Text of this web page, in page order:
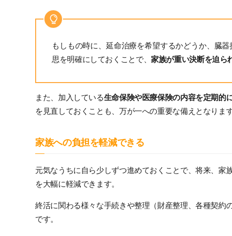
もしもの時に、延命治療を希望するかどうか、臓
思を明確にしておくことで、家族が重い決断を迫ら
また、加入している生命保険や医療保険の内容を定期的
を見直しておくことも、万が一への重要な備えとなります
家族への負担を軽減できる
元気なうちに自ら少しずつ進めておくことで、将来、
を大幅に軽減できます。
終活に関わる様々な手続きや整理（財産整理、各種契約
です。